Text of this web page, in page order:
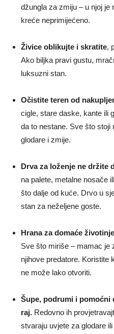
džungla za zmiju – u njoj je
kreće neprimijećeno.
Živice oblikujte i skratite,
Ako biljka pravi gustu,
luksuzni stan.
Očistite teren od
cigle, stare daske, kante ili
da to nestane. Sve što
glodare i zmije.
Drva za loženje ne držite
na palete, metalne nosače
što dalje od kuće. Drvo u
stan za neželjene goste.
Hrana za domaće
Sve što miriše – mamac je
njihove predatore. Koristite
ne može lako otvoriti.
Šupe, podrumi i
raj. Redovno ih
stvaraju uvjete za glodare